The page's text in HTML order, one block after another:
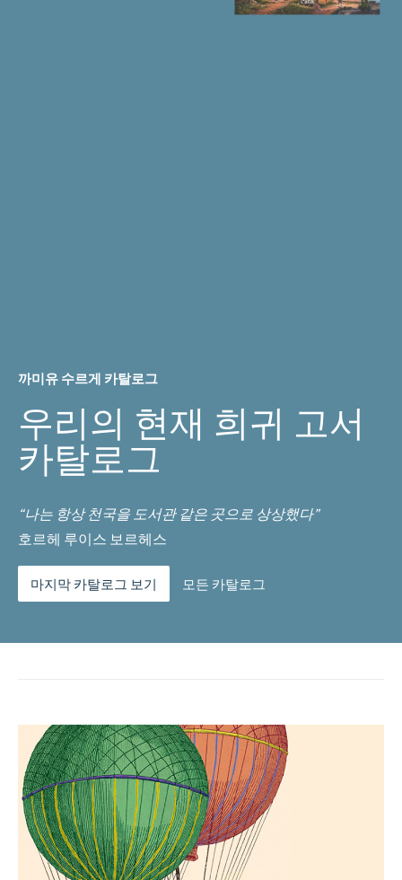
까미유 수르게 카탈로그
우리의 현재 희귀 고서
카탈로그
“나는 항상 천국을 도서관 같은 곳으로 상상했다”
호르헤 루이스 보르헤스
마지막 카탈로그 보기 모든 카탈로그